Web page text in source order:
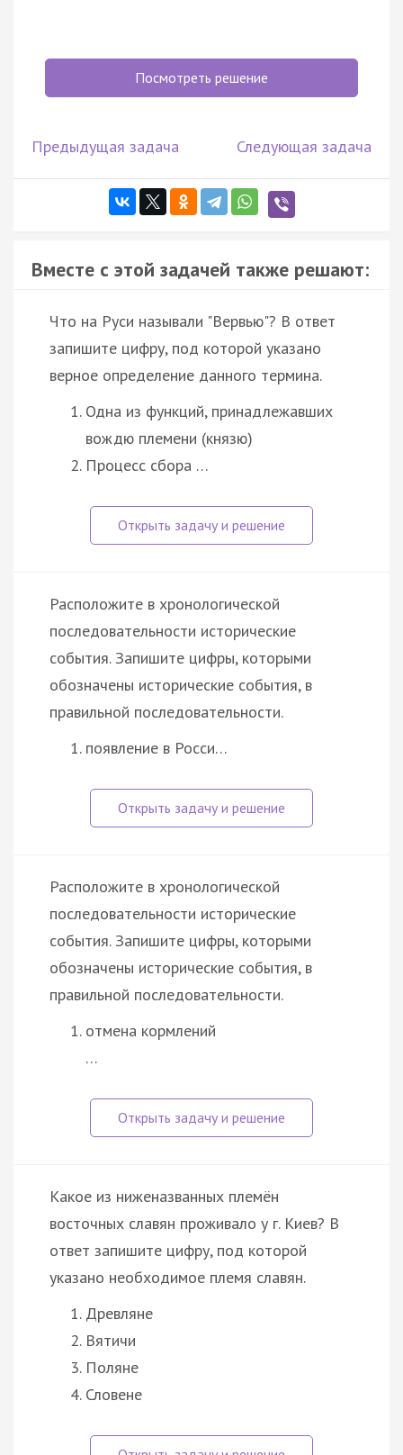
Посмотреть решение
Предыдущая задача Следующая задача
Вместе с этой задачей также решают:
Что на Руси называли "Вервью"? В ответ
запишите цифру, под которой указано
верное определение данного термина.
Одна из функций, принадлежавших
вождю племени (князю)
Процесс сбора …
Расположите в хронологической
последовательности исторические
события. Запишите цифры, которыми
обозначены исторические события, в
правильной последовательности.
появление в Росси…
Расположите в хронологической
последовательности исторические
события. Запишите цифры, которыми
обозначены исторические события, в
правильной последовательности.
отмена кормлений
…
Какое из ниженазванных племён
восточных славян проживало у г. Киев? В
ответ запишите цифру, под которой
указано необходимое племя славян.
Древляне
Вятичи
Поляне
Словене